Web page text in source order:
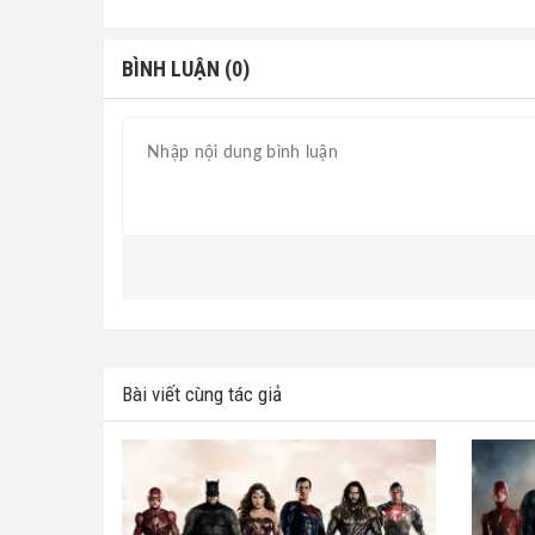
BÌNH LUẬN (0)
Bài viết cùng tác giả